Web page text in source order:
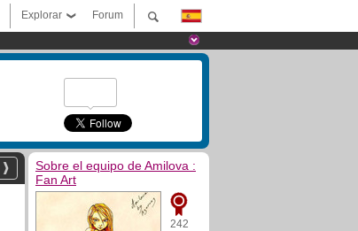
Forum
Explorar
Sobre el equipo de Amilova :
Fan Art
242